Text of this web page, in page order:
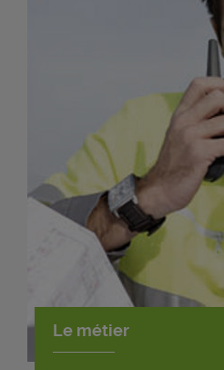
Le métier